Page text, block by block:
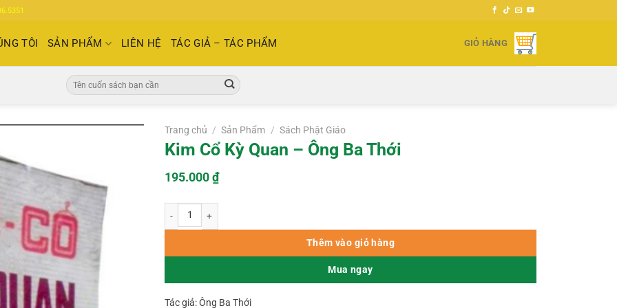
TÔI SẢN PHẨM LIÊN HỆ TÁC GIẢ – TÁC PHẨM GIỎ HÀNG
Tìm
kiếm:
Trang chủ / Sản Phẩm / Sách Phật Giáo
Kim Cổ Kỳ Quan – Ông Ba Thới
195.000₫
Thêm vào giỏ hàng
Mua ngay
Tác giả: Ông Ba Thới